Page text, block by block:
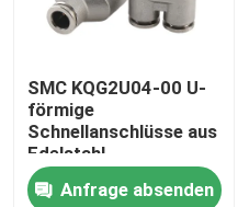
SMC KQG2U04-00 U-
förmige
Schnellanschlüsse aus
Edelstahl
Anfrage absenden